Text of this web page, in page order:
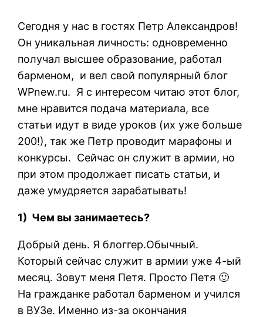
Сегодня у нас в гостях Петр Александров!
Он уникальная личность: одновременно
получал высшее образование, работал
барменом, и вел свой популярный блог
WPnew.ru. Я с интересом читаю этот блог,
мне нравится подача материала, все
статьи идут в виде уроков (их уже больше
200!), так же Петр проводит марафоны и
конкурсы. Сейчас он служит в армии, но
при этом продолжает писать статьи, и
даже умудряется зарабатывать!
1) Чем вы занимаетесь?
Добрый день. Я блоггер.Обычный.
Который сейчас служит в армии уже 4-ый
месяц. Зовут меня Петя. Просто Петя 🙂
На гражданке работал барменом и учился
в ВУЗе. Именно из-за окончания